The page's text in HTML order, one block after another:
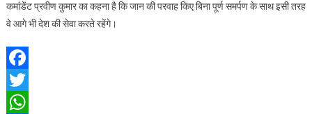
कमांडेंट प्रवीण कुमार का कहना है कि जान की परवाह किए बिना पूर्ण समर्पण के साथ इसी तरह
वे आगे भी देश की सेवा करते रहेंगे।
Facebook
Twitter